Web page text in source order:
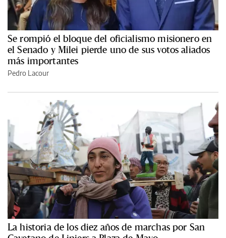
Se rompió el bloque del oficialismo misionero en
el Senado y Milei pierde uno de sus votos aliados
más importantes
Pedro Lacour
La historia de los diez años de marchas por San